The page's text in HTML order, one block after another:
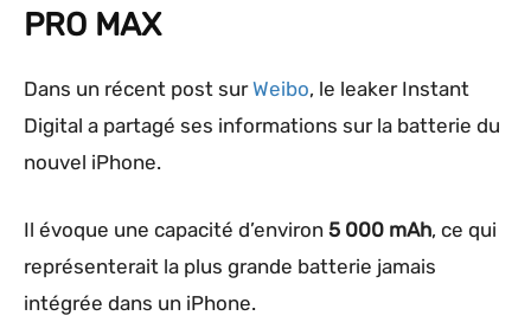
PRO MAX
Dans un récent post surWeibo, le leaker Instant
Digital a partagé ses informations sur la batterie du
nouvel iPhone.
Il évoque une capacité d’environ 5 000 mAh, ce qui
représenterait la plus grande batterie jamais
intégrée dans un iPhone.